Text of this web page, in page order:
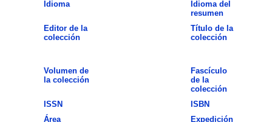
Idioma
Idioma del
resumen
Editor de la
colección
Título de la
colección
Volumen de
la colección
Fascículo
de la
colección
ISSN
ISBN
Área
Expedición